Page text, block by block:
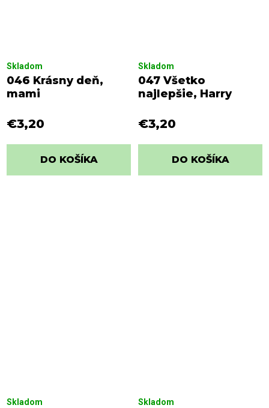
046 Krásny deň,
mami
Skladom
€3,20
DO KOŠÍKA
047 Všetko
najlepšie, Harry
Skladom
€3,20
DO KOŠÍKA
Skladom Skladom